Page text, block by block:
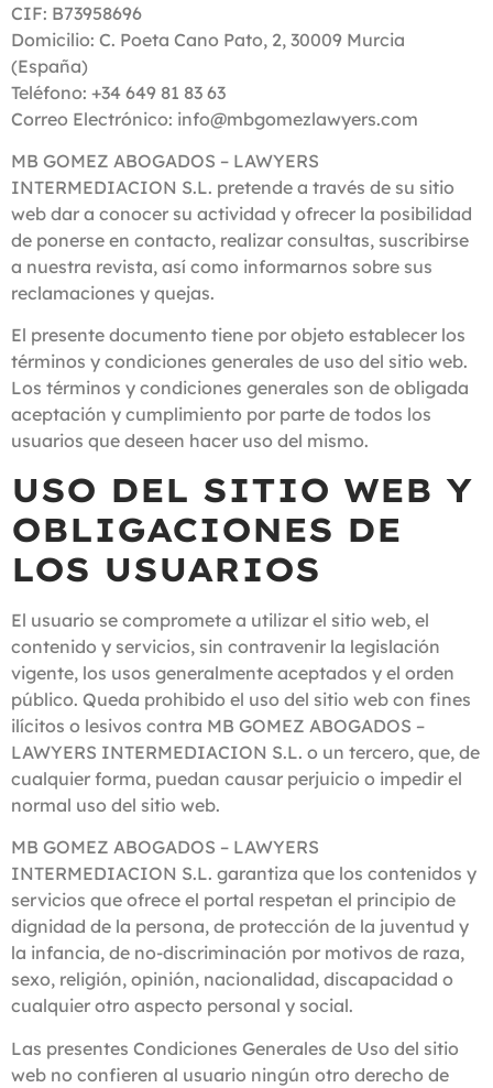
CIF: B73958696
Domicilio: C. Poeta Cano Pato, 2, 30009 Murcia
(España)
Teléfono: +34 649 81 83 63
Correo Electrónico: info@mbgomezlawyers.com
MB GOMEZ ABOGADOS – LAWYERS
INTERMEDIACION S.L. pretende a través de su sitio
web dar a conocer su actividad y ofrecer la posibilidad
de ponerse en contacto, realizar consultas, suscribirse
a nuestra revista, así como informarnos sobre sus
reclamaciones y quejas.
El presente documento tiene por objeto establecer los
términos y condiciones generales de uso del sitio web.
Los términos y condiciones generales son de obligada
aceptación y cumplimiento por parte de todos los
usuarios que deseen hacer uso del mismo.
USO DEL SITIO WEB Y
OBLIGACIONES DE
LOS USUARIOS
El usuario se compromete a utilizar el sitio web, el
contenido y servicios, sin contravenir la legislación
vigente, los usos generalmente aceptados y el orden
público. Queda prohibido el uso del sitio web con fines
ilícitos o lesivos contra MB GOMEZ ABOGADOS –
LAWYERS INTERMEDIACION S.L. o un tercero, que, de
cualquier forma, puedan causar perjuicio o impedir el
normal uso del sitio web.
MB GOMEZ ABOGADOS – LAWYERS
INTERMEDIACION S.L. garantiza que los contenidos y
servicios que ofrece el portal respetan el principio de
dignidad de la persona, de protección de la juventud y
la infancia, de no-discriminación por motivos de raza,
sexo, religión, opinión, nacionalidad, discapacidad o
cualquier otro aspecto personal y social.
Las presentes Condiciones Generales de Uso del sitio
web no confieren al usuario ningún otro derecho de